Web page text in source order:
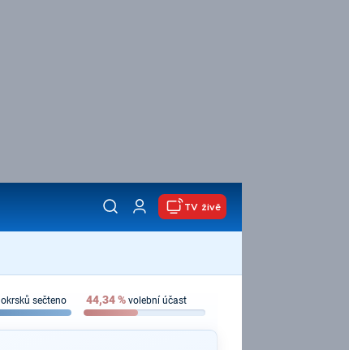
TV živě
okrsků sečteno 44,34% volební účast